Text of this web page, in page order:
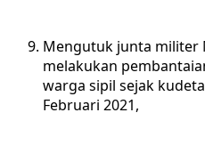
Mengutuk junta militer
melakukan
warga sipil sejak
Februari 2021,